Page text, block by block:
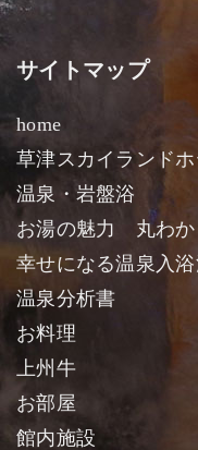
サイトマップ
home
草津スカイランド
温泉・岩盤浴
お湯の魅力 丸わか
幸せになる温泉入
温泉分析書
お料理
上州牛
お部屋
館内施設